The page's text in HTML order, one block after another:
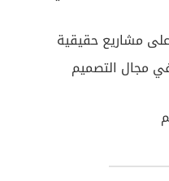
مشاريع حقيقية
مجال التصميم